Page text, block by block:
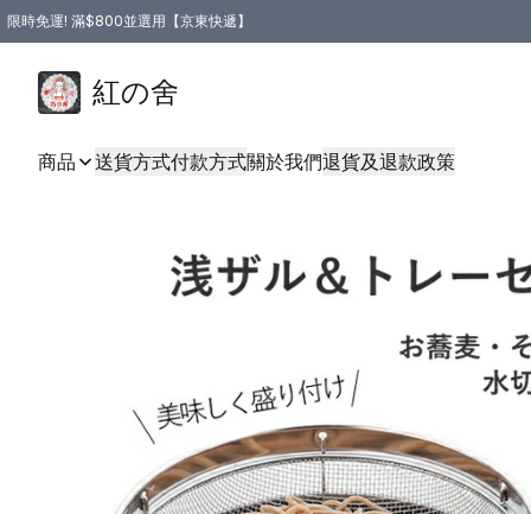
限時免運! 滿$800並選用【京東快遞】
紅の舍
商品 送貨方式付款方式關於我們退貨及退款政策